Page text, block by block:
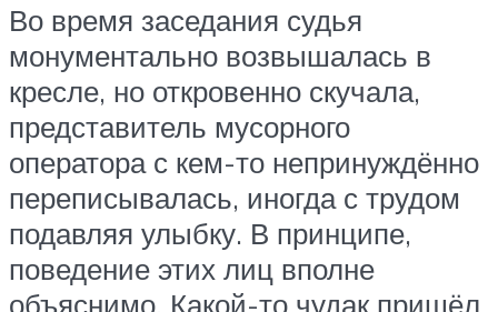
Во время заседания судья
монументально возвышалась в
кресле, но откровенно скучала,
представитель мусорного
оператора с кем-то непринуждённо
переписывалась, иногда с трудом
подавляя улыбку. В принципе,
поведение этих лиц вполне
объяснимо. Какой-то чудак пришёл